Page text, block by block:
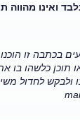
ואינו מהווה
בכתבה זו
כלשהו בו
ולבקש לחדול